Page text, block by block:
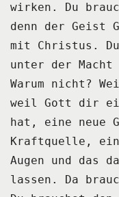
wirken.
Du
denn der Geist
mit Christus.
unter der Macht
Warum nicht?
weil Gott dir ein
hat,
eine neue
Kraftquelle,
Augen
und das
lassen.
Da